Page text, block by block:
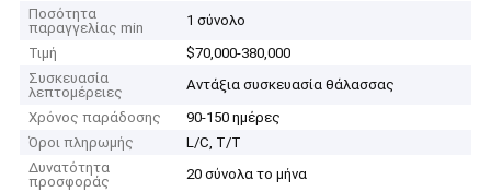
Ποσότητα
παραγγελίας min
1 σύνολο
Τιμή
$70,000-380,000
Συσκευασία
λεπτομέρειες
Αντάξια συσκευασία θάλασσας
Χρόνος παράδοσης
90-150 ημέρες
Όροι πληρωμής
L/C, T/T
Δυνατότητα
προσφοράς
20 σύνολα το μήνα